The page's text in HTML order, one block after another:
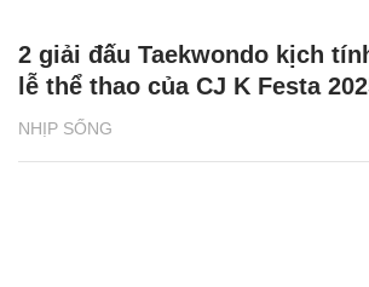
NHỊP SỐNG
2 giải đấu Taekwondo kịch
lễ thể thao của CJ K Festa